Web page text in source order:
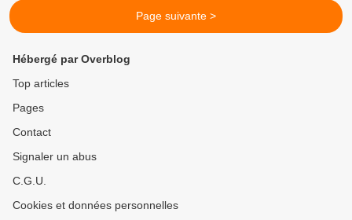
Page suivante >
Hébergé par Overblog
Top articles
Pages
Contact
Signaler un abus
C.G.U.
Cookies et données personnelles